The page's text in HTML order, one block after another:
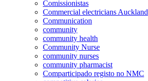
Comissionistas
Commercial electricians Auckland
Communication
community
community health
Community Nurse
community nurses
community pharmacist
Comparticipado registo no NMC